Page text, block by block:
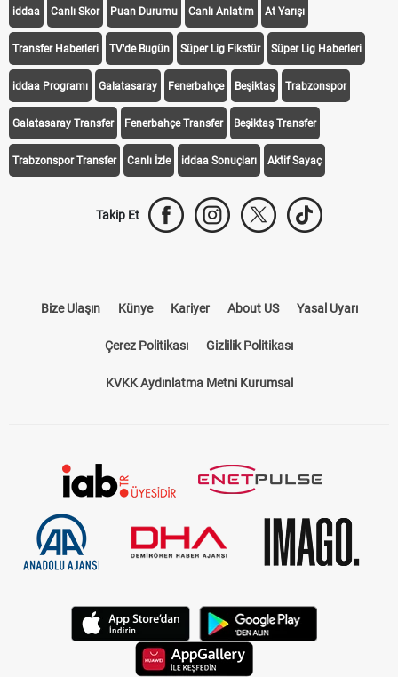
iddaa Canlı Skor Puan Durumu Canlı Anlatım At Yarışı
Transfer Haberleri TV'de Bugün Süper Lig Fikstür Süper Lig Haberleri
iddaa Programı Galatasaray Fenerbahçe Beşiktaş Trabzonspor
Galatasaray Transfer Fenerbahçe Transfer Beşiktaş Transfer
Trabzonspor Transfer Canlı İzle iddaa Sonuçları Aktif Sayaç
Takip Et
Bize Ulaşın Künye Kariyer About US Yasal Uyarı
Çerez Politikası Gizlilik Politikası
KVKK Aydınlatma Metni Kurumsal